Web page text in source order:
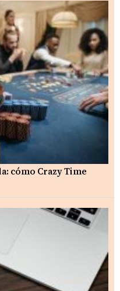
cómo Crazy Time